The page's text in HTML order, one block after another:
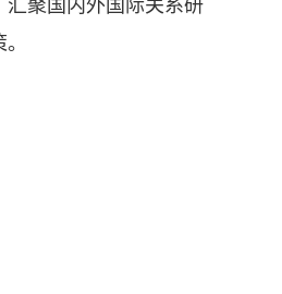
汇聚国内外国际关系研